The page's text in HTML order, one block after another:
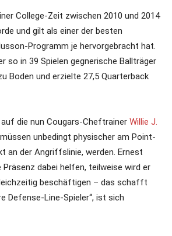
College-Zeit zwischen 2010 und 2014
und gilt als einer der besten
Programm je hervorgebracht hat.
so in 39 Spielen gegnerische Ballträger
Boden und erzielte 27,5 Quarterback
die nun Cougars-Cheftrainer Willie J.
unbedingt physischer am Point-
an der Angriffslinie, werden. Ernest
Präsenz dabei helfen, teilweise wird er
beschäftigen – das schafft
Defense-Line-Spieler“, ist sich